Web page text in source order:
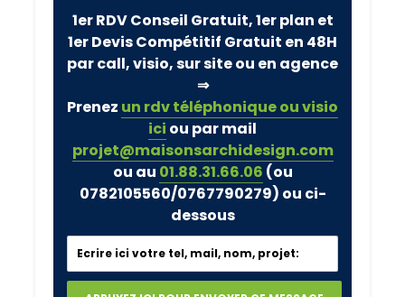
1er RDV Conseil Gratuit, 1er plan et
1er Devis Compétitif Gratuit en 48H
par call, visio, sur site ou en agence
⇒
Prenez un rdv téléphonique ou visio
ici ou par mail
projet@maisonsarchidesign.com
ou au 01.88.31.66.06 (ou
0782105560/0767790279) ou ci-
dessous